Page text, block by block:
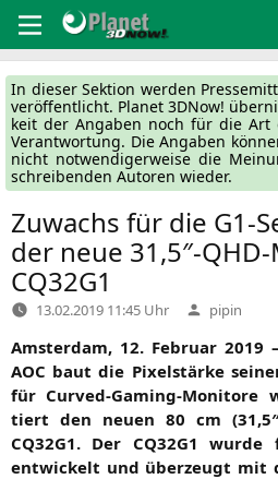
Inhalt
springen
In die­ser Sek­ti­on wer­den
ver­öf­fent­licht. Pla­net 3DNow!
keit der Anga­ben noch für die Art
Ver­ant­wor­tung. Die Anga­ben
nicht not­wen­di­ger­wei­se die
schrei­ben­den Autoren wieder.
Zuwachs für die G1-
der neue 31,5″-
CQ32G1
13.02.2019 11:45 Uhr Verfasst
von
pipin
Ams­ter­dam, 12. Febru­ar 2019
AOC baut die Pixel­stär­ke
für Cur­ved-Gam­ing-
tiert den neu­en 80 cm
CQ32G1. Der CQ32G1 wur­de
ent­wi­ckelt und über­zeugt mit